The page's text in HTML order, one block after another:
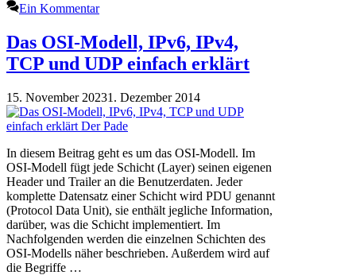
Ein Kommentar
Das OSI-Modell, IPv6, IPv4,
TCP und UDP einfach erklärt
15. November 20231. Dezember 2014
In diesem Beitrag geht es um das OSI-Modell. Im
OSI-Modell fügt jede Schicht (Layer) seinen eigenen
Header und Trailer an die Benutzerdaten. Jeder
komplette Datensatz einer Schicht wird PDU genannt
(Protocol Data Unit), sie enthält jegliche Information,
darüber, was die Schicht implementiert. Im
Nachfolgenden werden die einzelnen Schichten des
OSI-Modells näher beschrieben. Außerdem wird auf
die Begriffe …